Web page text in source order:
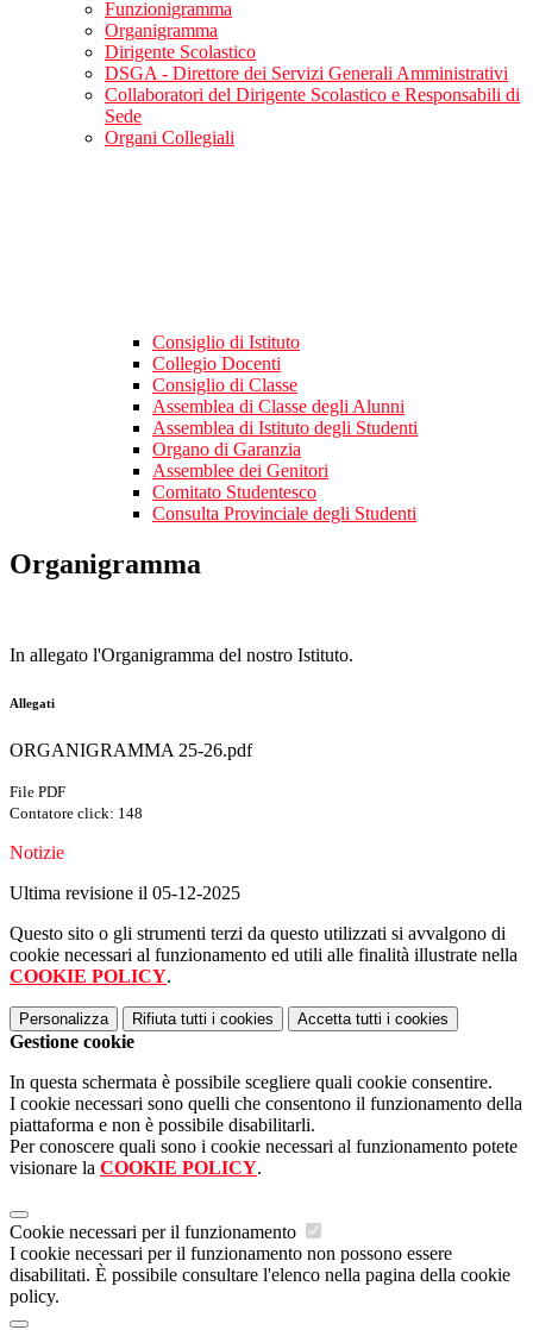
Funzionigramma
Organigramma
Dirigente Scolastico
DSGA - Direttore dei Servizi Generali Amministrativi
Collaboratori del Dirigente Scolastico e Responsabili di
Sede
Organi Collegiali
Consiglio di Istituto
Collegio Docenti
Consiglio di Classe
Assemblea di Classe degli Alunni
Assemblea di Istituto degli Studenti
Organo di Garanzia
Assemblee dei Genitori
Comitato Studentesco
Consulta Provinciale degli Studenti
Organigramma
In allegato l'Organigramma del nostro Istituto.
Allegati
ORGANIGRAMMA 25-26.pdf
File PDF
Contatore click: 148
Notizie
Ultima revisione il 05-12-2025
Questo sito o gli strumenti terzi da questo utilizzati si avvalgono di
cookie necessari al funzionamento ed utili alle finalità illustrate nella
COOKIE POLICY.
Personalizza Rifiuta tutti i cookies Accetta tutti i cookies
Gestione cookie
In questa schermata è possibile scegliere quali cookie consentire.
I cookie necessari sono quelli che consentono il funzionamento della
piattaforma e non è possibile disabilitarli.
Per conoscere quali sono i cookie necessari al funzionamento potete
visionare la COOKIE POLICY.
Cookie necessari per il funzionamento
I cookie necessari per il funzionamento non possono essere
disabilitati. È possibile consultare l'elenco nella pagina della cookie
policy.